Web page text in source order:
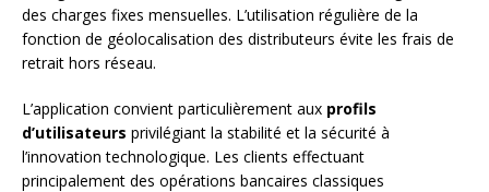
des charges fixes mensuelles. L’utilisation régulière de la
fonction de géolocalisation des distributeurs évite les frais de
retrait hors réseau.
L’application convient particulièrement aux profils
d’utilisateurs privilégiant la stabilité et la sécurité à
l’innovation technologique. Les clients effectuant
principalement des opérations bancaires classiques